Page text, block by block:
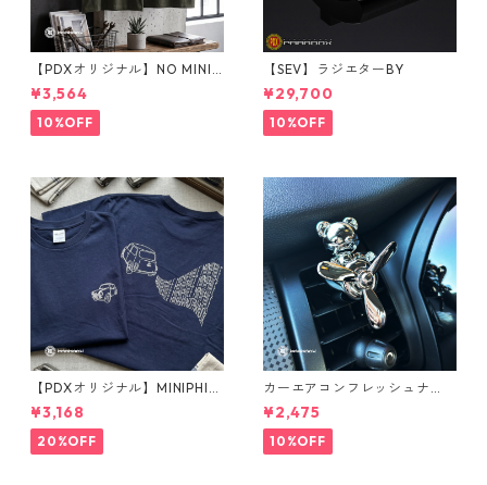
【PDXオリジナル】NO MINI
NO LIFE Tシャツ Sサイズ
¥3,564
10%OFF
【SEV】ラジエターBY
¥29,700
10%OFF
【PDXオリジナル】MINIPHIL
E Tシャツ
¥3,168
20%OFF
カーエアコンフレッシュナ
ー メタルベア（シルバー）
¥2,475
10%OFF